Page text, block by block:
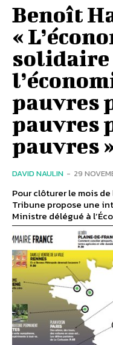
Benoît
«
solidaire
pauvres
pauvres
pauvres
DAVID NAULIN - 29
Pour clôturer le mois
Tribune propose une
Ministre délégué à